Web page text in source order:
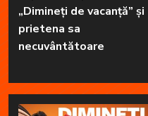
„Dimineți de vacanță” și
prietena sa
necuvântătoare